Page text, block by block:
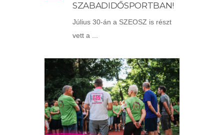
SZABADIDŐSPORTBAN!
Július 30-án a SZEOSZ is részt
vett a ...